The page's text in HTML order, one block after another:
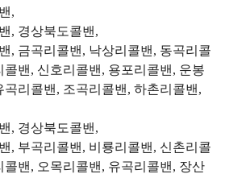
,
, 경상북도콜밴,
, 금곡리콜밴, 낙상리콜밴, 동곡리콜
밴, 신호리콜밴, 용포리콜밴, 운봉
곡리콜밴, 조곡리콜밴, 하촌리콜밴,
, 경상북도콜밴,
, 부곡리콜밴, 비룡리콜밴, 신촌리콜
콜밴, 오목리콜밴, 유곡리콜밴, 장산